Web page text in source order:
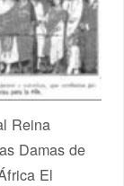
Reina
Damas de
El